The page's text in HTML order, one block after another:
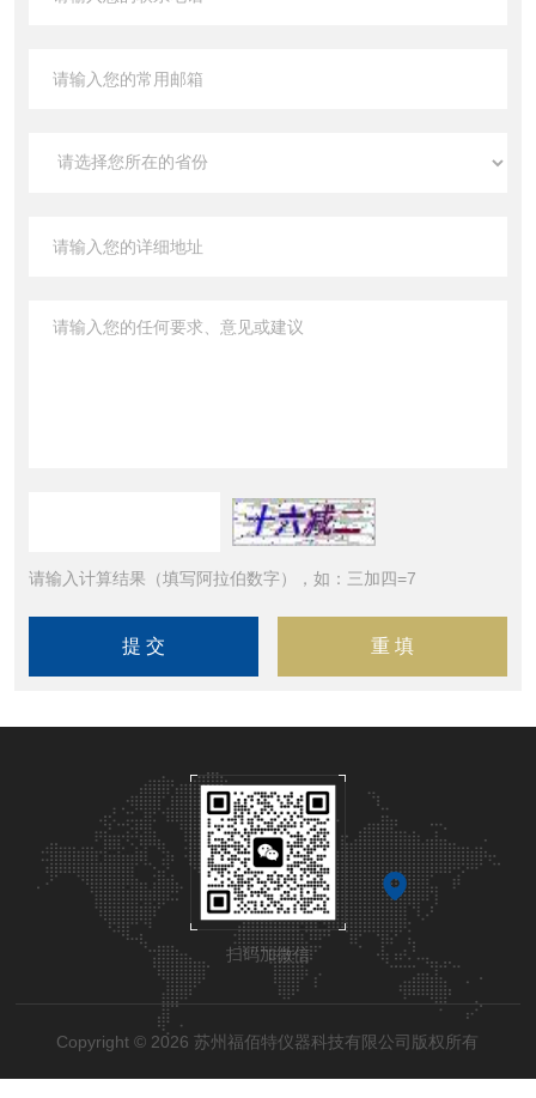
请输入计算结果（填写阿拉伯数字），如：三加四=7
扫码加微信
Copyright © 2026 苏州福佰特仪器科技有限公司版权所有